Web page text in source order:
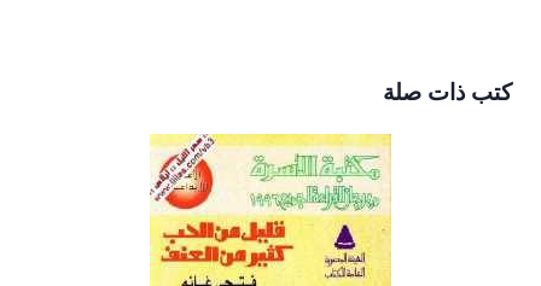
كتب ذات صلة